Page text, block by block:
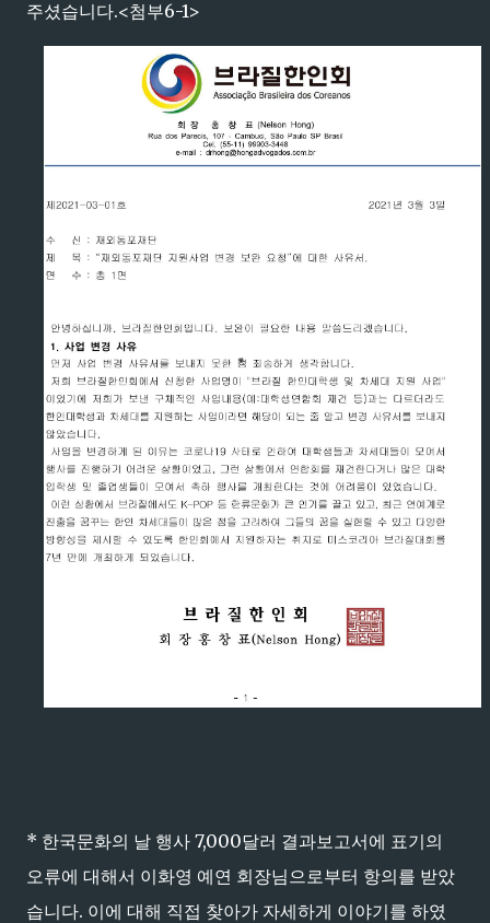
주셨습니다.<첨부6-1>
* 한국문화의 날 행사 7,000달러 결과보고서에 표기의
오류에 대해서 이화영 예연 회장님으로부터 항의를 받았
습니다. 이에 대해 직접 찾아가 자세하게 이야기를 하였